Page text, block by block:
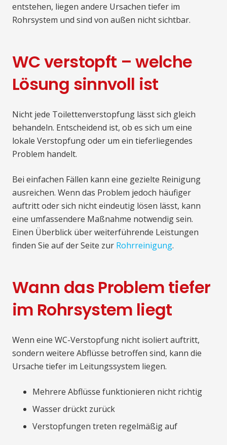
entstehen, liegen andere Ursachen tiefer im
Rohrsystem und sind von außen nicht sichtbar.
WC verstopft – welche
Lösung sinnvoll ist
Nicht jede Toilettenverstopfung lässt sich gleich
behandeln. Entscheidend ist, ob es sich um eine
lokale Verstopfung oder um ein tieferliegendes
Problem handelt.
Bei einfachen Fällen kann eine gezielte Reinigung
ausreichen. Wenn das Problem jedoch häufiger
auftritt oder sich nicht eindeutig lösen lässt, kann
eine umfassendere Maßnahme notwendig sein.
Einen Überblick über weiterführende Leistungen
finden Sie auf der Seite zur Rohrreinigung.
Wann das Problem tiefer
im Rohrsystem liegt
Wenn eine WC-Verstopfung nicht isoliert auftritt,
sondern weitere Abflüsse betroffen sind, kann die
Ursache tiefer im Leitungssystem liegen.
Mehrere Abflüsse funktionieren nicht richtig
Wasser drückt zurück
Verstopfungen treten regelmäßig auf